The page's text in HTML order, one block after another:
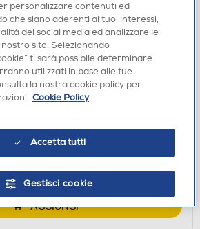
- Diffusore Bluetooth compatto
30' gratuito:
AGGIUNGI
personalizzare contenuti ed
che siano aderenti ai tuoi interessi,
dei social media ed analizzare le
sito. Selezionando
ti sarà possibile determinare
utilizzati in base alle tue
la nostra cookie policy per
Cookie Policy
Accetta tutti
Gestisci cookie